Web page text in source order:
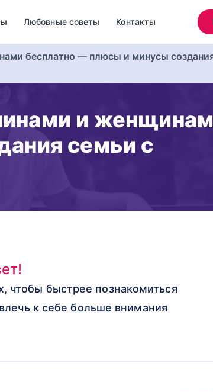
Любовные советы Контакты
бесплатно — плюсы и минусы
и
семьи с
чтобы быстрее познакомиться
к себе больше внимания